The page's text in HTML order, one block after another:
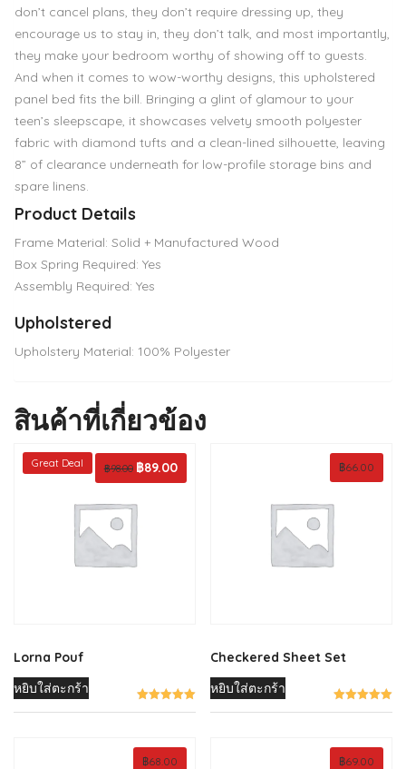
don’t cancel plans, they don’t require dressing up, they
encourage us to stay in, they don’t talk, and most importantly,
they make your bedroom worthy of showing off to guests.
And when it comes to wow-worthy designs, this upholstered
panel bed fits the bill. Bringing a glint of glamour to your
teen’s sleepscape, it showcases velvety smooth polyester
fabric with diamond tufts and a clean-lined silhouette, leaving
8” of clearance underneath for low-profile storage bins and
spare linens.
Product Details
Frame Material: Solid + Manufactured Wood
Box Spring Required: Yes
Assembly Required: Yes
Upholstered
Upholstery Material: 100% Polyester
สินค้าที่เกี่ยวข้อง
Great Deal
Lorna Pouf
฿98.00 Original
was:
฿89.00Current
หยิบใส่ตะกร้า
Checkered Sheet Set
฿66.00
หยิบใส่ตะกร้า
฿68.00 ฿69.00